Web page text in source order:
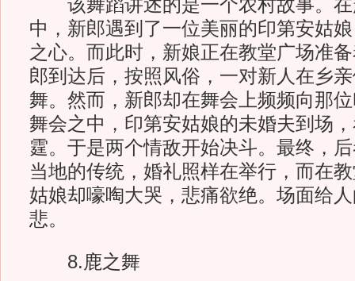
该舞蹈讲述的是一个农村故事。在
中，新郎遇到了一位美丽的印第安姑
之心。而此时，新娘正在教堂广场准
郎到达后，按照风俗，一对新人在乡
舞。然而，新郎却在舞会上频频向那
舞会之中，印第安姑娘的未婚夫到场
霆。于是两个情敌开始决斗。最终，
当地的传统，婚礼照样在举行，而在
姑娘却嚎啕大哭，悲痛欲绝。场面给
悲。
8.鹿之舞